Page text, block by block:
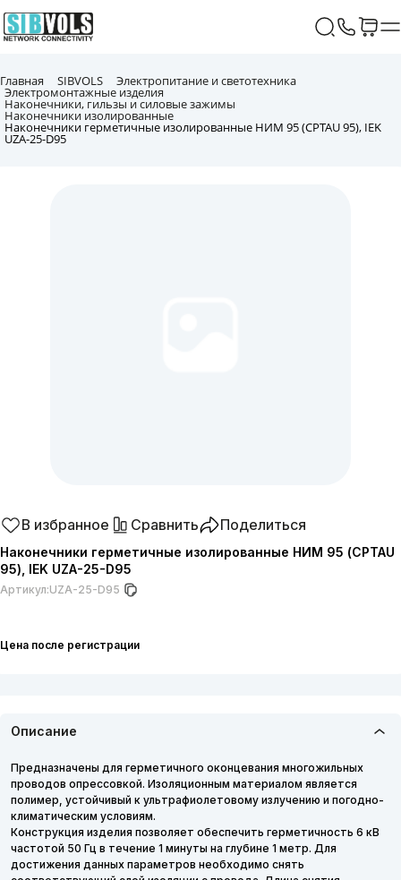
Главная SIBVOLS Электропитание и светотехника
Электромонтажные изделия
Наконечники, гильзы и силовые зажимы
Наконечники изолированные
Наконечники герметичные изолированные НИМ 95 (CPTAU 95), IEK
UZA-25-D95
В избранное Сравнить Поделиться
Наконечники герметичные изолированные НИМ 95 (CPTAU
95), IEK UZA-25-D95
Артикул:UZA-25-D95
Цена после регистрации
Описание
Предназначены для герметичного оконцевания многожильных
проводов опрессовкой. Изоляционным материалом является
полимер, устойчивый к ультрафиолетовому излучению и погодно-
климатическим условиям.
Конструкция изделия позволяет обеспечить герметичность 6 кВ
частотой 50 Гц в течение 1 минуты на глубине 1 метр. Для
достижения данных параметров необходимо снять